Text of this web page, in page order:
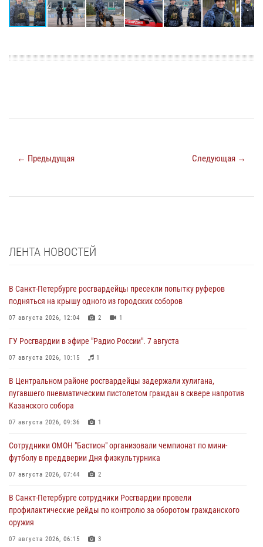
← Предыдущая Следующая →
ЛЕНТА НОВОСТЕЙ
В Санкт-Петербурге росгвардейцы пресекли попытку руферов
подняться на крышу одного из городских соборов
07 августа 2026, 12:04 2 1
ГУ Росгвардии в эфире "Радио России". 7 августа
07 августа 2026, 10:15 1
В Центральном районе росгвардейцы задержали хулигана,
пугавшего пневматическим пистолетом граждан в сквере напротив
Казанского собора
07 августа 2026, 09:36 1
Сотрудники ОМОН "Бастион" организовали чемпионат по мини-
футболу в преддверии Дня физкультурника
07 августа 2026, 07:44 2
В Санкт-Петербурге сотрудники Росгвардии провели
профилактические рейды по контролю за оборотом гражданского
оружия
07 августа 2026, 06:15 3